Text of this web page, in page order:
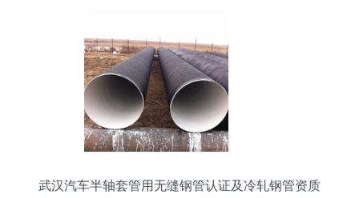
武汉汽车半轴套管用无缝钢管认证及冷轧钢管资质